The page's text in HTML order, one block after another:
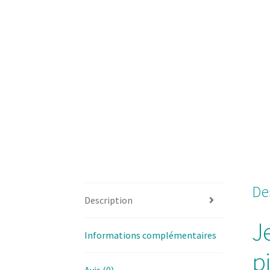
Description
Informations complémentaires